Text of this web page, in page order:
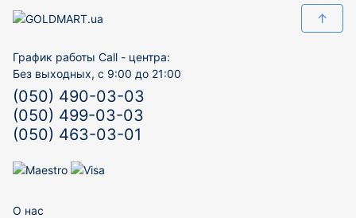
↑
График работы Call - центра:
Без выходных, с 9:00 до 21:00
(050) 490-03-03
(050) 499-03-03
(050) 463-03-01
О нас